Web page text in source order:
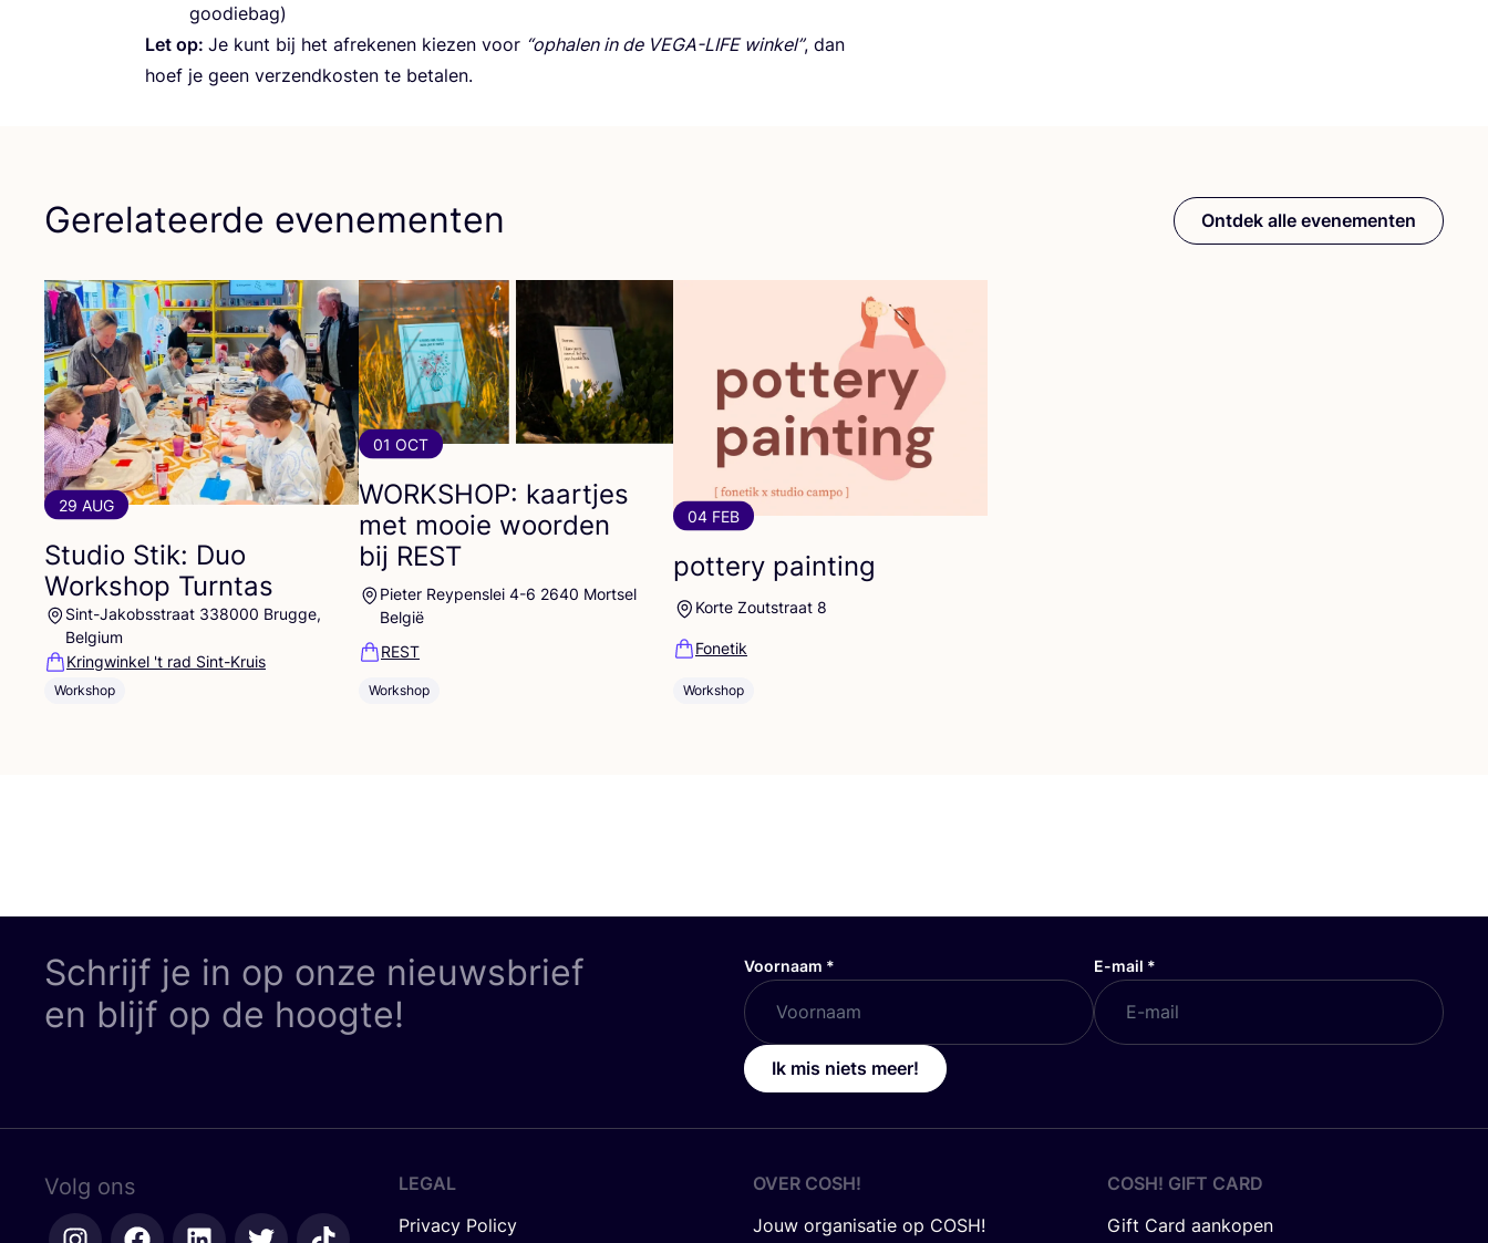
goodiebag)
Let op: Je kunt bij het afre­ke­nen kie­zen voor “opha­len in de VEGA-LIFEwin­kel”, dan
hoef je geen ver­zend­kos­ten te betalen.
Gerelateerde evenementen
29 AUG
Studio Stik: Duo
Workshop Turntas
Sint-Jakobsstraat 338000 Brugge,
Belgium
Kringwinkel 't rad Sint-Kruis
Workshop
01 OCT
WORKSHOP: kaartjes
met mooie woorden
bij REST
Pieter Reypenslei 4-6 2640 Mortsel
België
REST
Workshop
04 FEB
pottery painting
Korte Zoutstraat 8
Fonetik
Workshop
Ontdek alle evenementen
Schrijf je in op onze nieuwsbrief
en blijf op de hoogte!
Voornaam * E-mail *
Ik mis niets meer!
Volg ons
LEGAL
Privacy Policy
OVER COSH!
Jouw organisatie op COSH!
COSH! GIFT CARD
Gift Card aankopen